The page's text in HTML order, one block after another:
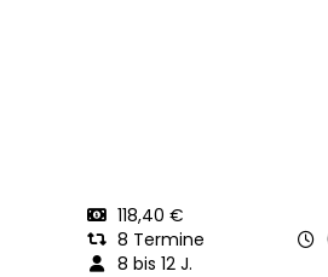
118,40 €
8 Termine
8 bis 12 J.